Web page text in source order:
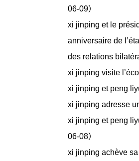
06-09）
xi jinping et le
anniversaire de
des relations
xi jinping visite
xi jinping et peng
xi jinping adresse
xi jinping et peng
06-08）
xi jinping achève